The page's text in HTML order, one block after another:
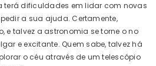
terá dificuldades em lidar com novas
a sua ajuda. Certamente,
e talvez a astronomia se torne o no
e excitante. Quem sabe, talvez há
o céu através de um telescópio